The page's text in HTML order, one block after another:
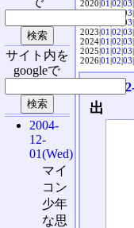
2020|01|02|03|
2021|01|02|03|
03|
2023|01|02|03|
2024|01|02|03|
2025|01|02|03|
2026|01|02|03|
2004-
出
サイト内を
googleで
2004-
12-
01(Wed)
マイ
コン
少年
な思